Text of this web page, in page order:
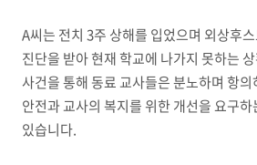
A씨는 전치 3주 상해를 입었으며 외상후
진단을 받아 현재 학교에 나가지 못하는
사건을 통해 동료 교사들은 분노하며 항
안전과 교사의 복지를 위한 개선을 요구
있습니다.